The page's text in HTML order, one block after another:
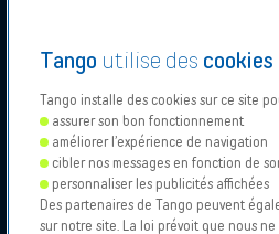
Particulier
Documentation légale
Information produit
Documents administratifs
Documents de support
Déclarations d'accessibilité
Tango utilise des cookies
Tango installe des cookies sur ce site
assurer son bon fonctionnement
améliorer l’expérience de navigation
cibler nos messages en fonction de
personnaliser les publicités affichées
Des partenaires de Tango peuvent
sur notre site. La loi prévoit que nous